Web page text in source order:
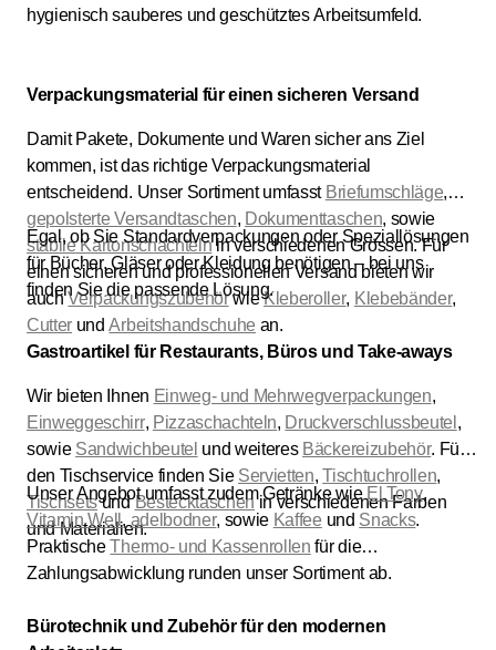
hygienisch sauberes und geschütztes Arbeitsumfeld.
Verpackungsmaterial für einen sicheren Versand
Damit Pakete, Dokumente und Waren sicher ans Ziel
kommen, ist das richtige Verpackungsmaterial
entscheidend. Unser Sortiment umfasst Briefumschläge,
gepolsterte Versandtaschen, Dokumenttaschen, sowie
stabile Kartonschachtelnin verschiedenen Grössen. Für
einen sicheren und professionellen Versand bieten wir
auchVerpackungszubehörwieKleberoller, Klebebänder,
Cutter undArbeitshandschuhe an.
Egal, ob Sie Standardverpackungen oder Speziallösungen
für Bücher, Gläser oder Kleidung benötigen – bei uns
finden Sie die passende Lösung.
Gastroartikel für Restaurants, Büros und Take-aways
Wir bieten Ihnen Einweg- und Mehrwegverpackungen,
Einweggeschirr, Pizzaschachteln, Druckverschlussbeutel ,
sowie Sandwichbeutel und weiteres Bäckereizubehör. Für
den Tischservice finden Sie Servietten,Tischtuchrollen,
TischsetsundBestecktaschenin verschiedenen Farben
und Materialien.
Unser Angebot umfasst zudem Getränke wie El Tony,
Vitamin Well, adelbodner, sowie Kaffee und Snacks.
PraktischeThermo- und Kassenrollen für die
Zahlungsabwicklung runden unser Sortiment ab.
Bürotechnik und Zubehör für den modernen